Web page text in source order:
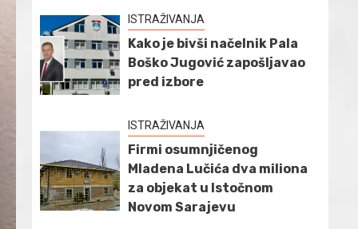
ISTRAŽIVANJA
Kako je bivši načelnik Pala
Boško Jugović zapošljavao
pred izbore
ISTRAŽIVANJA
Firmi osumnjičenog
Mladena Lučića dva miliona
za objekat u Istočnom
Novom Sarajevu